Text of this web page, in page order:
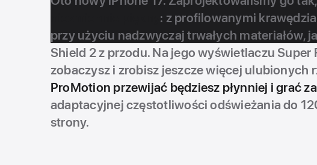
: z profilowanymi
przy użyciu nadzwyczaj trwałych materiałów,
Shield 2 z przodu. Na jego wyświetlaczu Super
zobaczysz i zrobisz jeszcze więcej ulubionych
ProMotion przewijać będziesz płynniej i grać
adaptacyjnej częstotliwości odświeżania do
strony.